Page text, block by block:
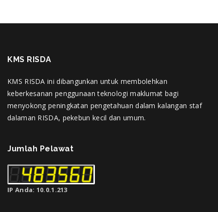
KMS RISDA
KMS RISDA ini dibangunkan untuk membolehkan
keberkesanan penggunaan teknologi maklumat bagi
menyokong peningkatan pengetahuan dalam kalangan staf
dalaman RISDA, pekebun kecil dan umum.
Jumlah Pelawat
IP Anda: 10.0.1.213